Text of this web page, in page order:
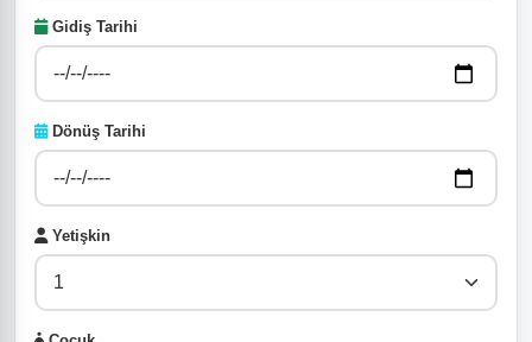
Gidiş Tarihi
Dönüş Tarihi
Yetişkin